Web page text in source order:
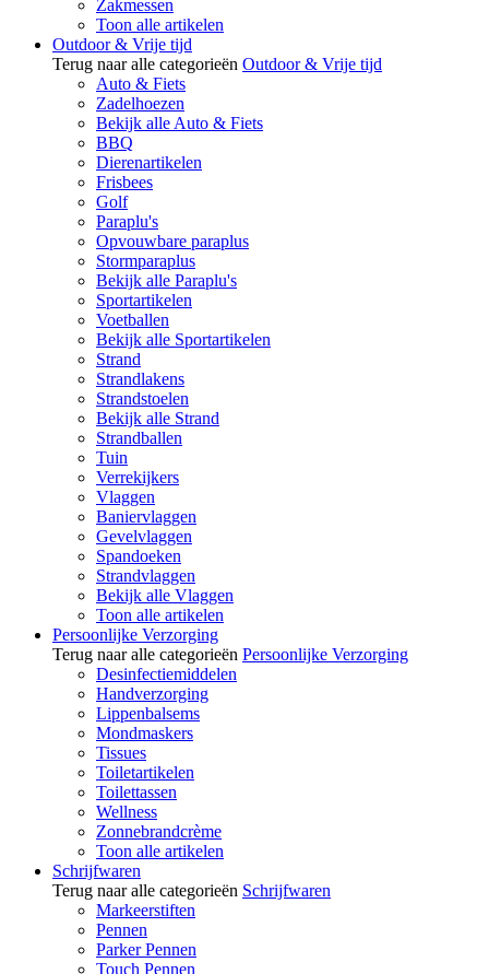
Zakmessen
Toon alle artikelen
Outdoor & Vrije tijd
Terug naar alle categorieën Outdoor & Vrije tijd
Auto & Fiets
Zadelhoezen
Bekijk alle Auto & Fiets
BBQ
Dierenartikelen
Frisbees
Golf
Paraplu's
Opvouwbare paraplus
Stormparaplus
Bekijk alle Paraplu's
Sportartikelen
Voetballen
Bekijk alle Sportartikelen
Strand
Strandlakens
Strandstoelen
Bekijk alle Strand
Strandballen
Tuin
Verrekijkers
Vlaggen
Baniervlaggen
Gevelvlaggen
Spandoeken
Strandvlaggen
Bekijk alle Vlaggen
Toon alle artikelen
Persoonlijke Verzorging
Terug naar alle categorieën Persoonlijke Verzorging
Desinfectiemiddelen
Handverzorging
Lippenbalsems
Mondmaskers
Tissues
Toiletartikelen
Toilettassen
Wellness
Zonnebrandcrème
Toon alle artikelen
Schrijfwaren
Terug naar alle categorieën Schrijfwaren
Markeerstiften
Pennen
Parker Pennen
Touch Pennen